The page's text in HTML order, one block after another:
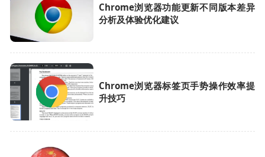
Chrome浏览器功能更新不同版本差异
分析及体验优化建议
Chrome浏览器标签页手势操作效率提
升技巧